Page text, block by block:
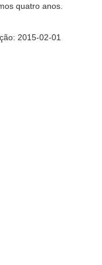
quatro anos.
2015-02-01